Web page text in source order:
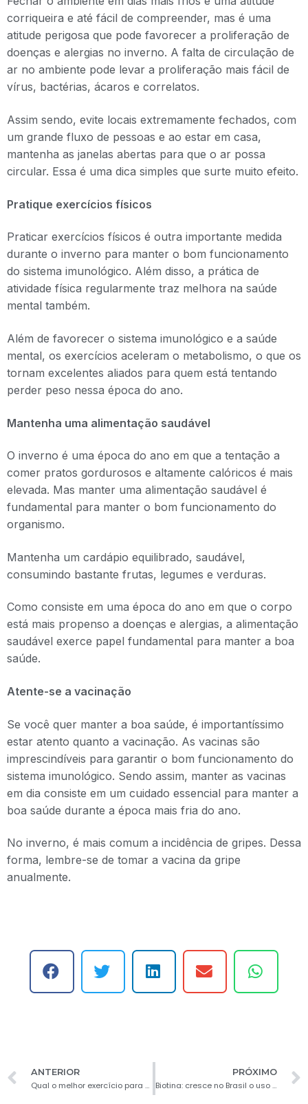
corriqueira e até fácil de compreender, mas é uma
atitude perigosa que pode favorecer a proliferação de
doenças e alergias no inverno. A falta de circulação de
ar no ambiente pode levar a proliferação mais fácil de
vírus, bactérias, ácaros e correlatos.
Assim sendo, evite locais extremamente fechados, com
um grande fluxo de pessoas e ao estar em casa,
mantenha as janelas abertas para que o ar possa
circular. Essa é uma dica simples que surte muito efeito.
Pratique exercícios físicos
Praticar exercícios físicos é outra importante medida
durante o inverno para manter o bom funcionamento
do sistema imunológico. Além disso, a prática de
atividade física regularmente traz melhora na saúde
mental também.
Além de favorecer o sistema imunológico e a saúde
mental, os exercícios aceleram o metabolismo, o que os
tornam excelentes aliados para quem está tentando
perder peso nessa época do ano.
Mantenha uma alimentação saudável
O inverno é uma época do ano em que a tentação a
comer pratos gordurosos e altamente calóricos é mais
elevada. Mas manter uma alimentação saudável é
fundamental para manter o bom funcionamento do
organismo.
Mantenha um cardápio equilibrado, saudável,
consumindo bastante frutas, legumes e verduras.
Como consiste em uma época do ano em que o corpo
está mais propenso a doenças e alergias, a alimentação
saudável exerce papel fundamental para manter a boa
saúde.
Atente-se a vacinação
Se você quer manter a boa saúde, é importantíssimo
estar atento quanto a vacinação. As vacinas são
imprescindíveis para garantir o bom funcionamento do
sistema imunológico. Sendo assim, manter as vacinas
em dia consiste em um cuidado essencial para manter a
boa saúde durante a época mais fria do ano.
No inverno, é mais comum a incidência de gripes. Dessa
forma, lembre-se de tomar a vacina da gripe
anualmente.
ANTERIOR
Qual o melhor exercício para quem tem ansiedade?
PRÓXIMO
Biotina: cresce no Brasil o uso do suplemento para emagrecer e ajudar no treino